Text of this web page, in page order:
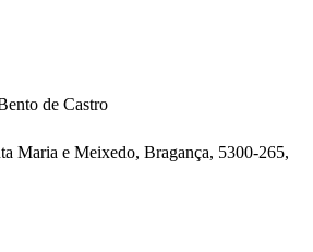
de Castro
Maria e Meixedo, Bragança, 5300-265,